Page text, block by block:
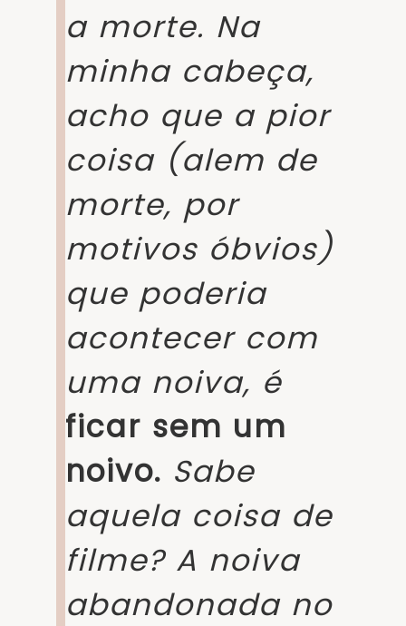
a morte. Na
minha cabeça,
acho que a pior
coisa (alem de
morte, por
motivos óbvios)
que poderia
acontecer com
uma noiva, é
ficar sem um
noivo. Sabe
aquela coisa de
filme? A noiva
abandonada no